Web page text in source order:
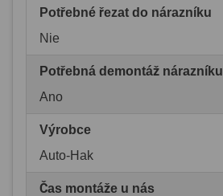
Potřebné řezat do nárazníku
Nie
Potřebná demontáž nárazníku
Ano
Výrobce
Auto-Hak
Čas montáže u nás